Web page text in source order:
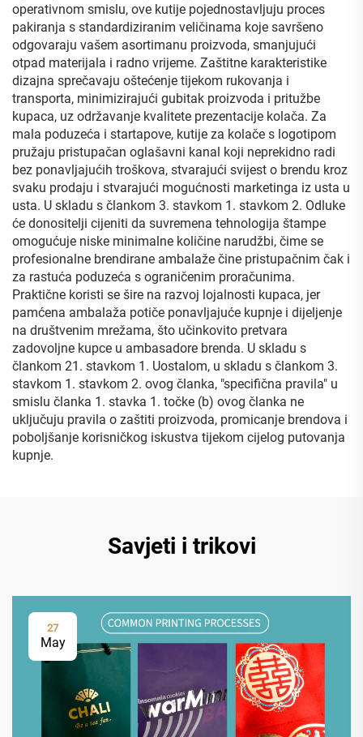
operativnom smislu, ove kutije pojednostavljuju proces
pakiranja s standardiziranim veličinama koje savršeno
odgovaraju vašem asortimanu proizvoda, smanjujući
otpad materijala i radno vrijeme. Zaštitne karakteristike
dizajna sprečavaju oštećenje tijekom rukovanja i
transporta, minimizirajući gubitak proizvoda i pritužbe
kupaca, uz održavanje kvalitete prezentacije kolača. Za
mala poduzeća i startapove, kutije za kolače s logotipom
pružaju pristupačan oglašavni kanal koji neprekidno radi
bez ponavljajućih troškova, stvarajući svijest o brendu kroz
svaku prodaju i stvarajući mogućnosti marketinga iz usta u
usta. U skladu s člankom 3. stavkom 1. stavkom 2. Odluke
će donositelji cijeniti da suvremena tehnologija štampe
omogućuje niske minimalne količine narudžbi, čime se
profesionalne brendirane ambalaže čine pristupačnim čak i
za rastuća poduzeća s ograničenim proračunima.
Praktične koristi se šire na razvoj lojalnosti kupaca, jer
pamćena ambalaža potiče ponavljajuće kupnje i dijeljenje
na društvenim mrežama, što učinkovito pretvara
zadovoljne kupce u ambasadore brenda. U skladu s
člankom 21. stavkom 1. Uostalom, u skladu s člankom 3.
stavkom 1. stavkom 2. ovog članka, "specifična pravila" u
smislu članka 1. stavka 1. točke (b) ovog članka ne
uključuju pravila o zaštiti proizvoda, promicanje brendova i
poboljšanje korisničkog iskustva tijekom cijelog putovanja
kupnje.
Savjeti i trikovi
27
May